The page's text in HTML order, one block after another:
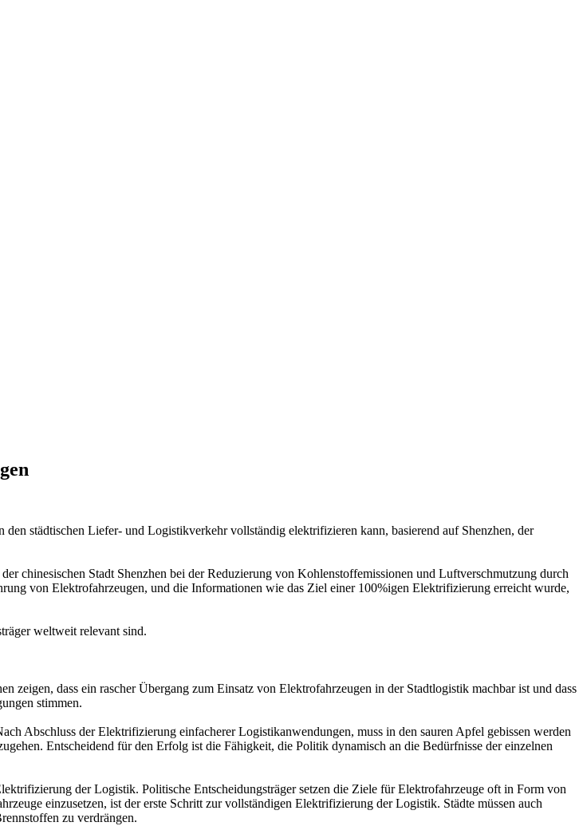
städtischen Liefer- und Logistikverkehr vollständig elektrifizieren kann, basierend auf Shenzhen, der
chinesischen Stadt Shenzhen bei der Reduzierung von Kohlenstoffemissionen und Luftverschmutzung durch
von Elektrofahrzeugen, und die Informationen wie das Ziel einer 100%igen Elektrifizierung erreicht wurde,
weltweit relevant sind.
dass ein rascher Übergang zum Einsatz von Elektrofahrzeugen in der Stadtlogistik machbar ist und dass
stimmen.
Abschluss der Elektrifizierung einfacherer Logistikanwendungen, muss in den sauren Apfel gebissen werden
Entscheidend für den Erfolg ist die Fähigkeit, die Politik dynamisch an die Bedürfnisse der einzelnen
der Logistik. Politische Entscheidungsträger setzen die Ziele für Elektrofahrzeuge oft in Form von
einzusetzen, ist der erste Schritt zur vollständigen Elektrifizierung der Logistik. Städte müssen auch
zu verdrängen.